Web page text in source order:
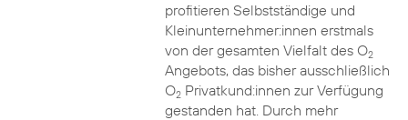
profitieren Selbstständige und
Kleinunternehmer:innen erstmals
von der gesamten Vielfalt des O2
Angebots, das bisher ausschließlich
O2Privatkund:innen zur Verfügung
gestanden hat. Durch mehr